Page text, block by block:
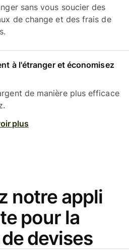
sans vous soucier des
de change et des frais de
à l'étranger et économisez
de manière plus efficace
plus
notre appli
pour la
devises